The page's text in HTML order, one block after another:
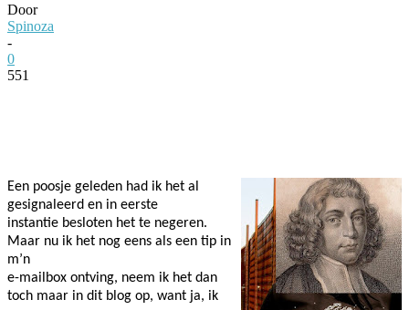
Door
Spinoza
-
0
551
Een poosje geleden had ik het al
gesignaleerd en in eerste
instantie besloten het te negeren.
Maar nu ik het nog eens als een tip in
m’n
e-mailbox ontving, neem ik het dan
toch maar in dit blog op, want ja, ik